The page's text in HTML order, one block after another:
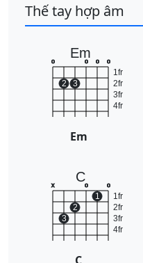
Thế tay hợp âm
Em
1fr
2fr
3fr
4fr
o
2 3
o o o
Em
C
1fr
2fr
3fr
4fr
x
3
2
o
1
o
C